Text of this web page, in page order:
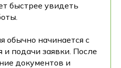
быстрее увидеть
обычно начинается с
подачи заявки. После
документов и